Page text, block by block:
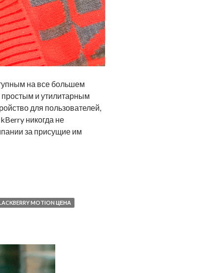
на все большем
и утилитарным
для пользователей,
никогда не
за присущие им
MOTION ЦЕНА